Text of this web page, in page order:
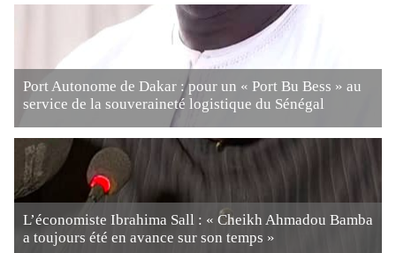
Port Autonome de Dakar : pour un « Port Bu Bess » au
service de la souveraineté logistique du Sénégal
L’économiste Ibrahima Sall : « Cheikh Ahmadou Bamba
a toujours été en avance sur son temps »